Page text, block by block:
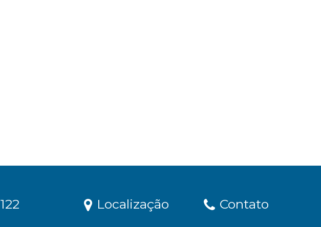
Localização Contato